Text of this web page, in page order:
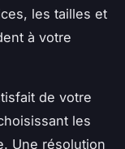
les tailles et
à votre
de votre
les
Une résolution